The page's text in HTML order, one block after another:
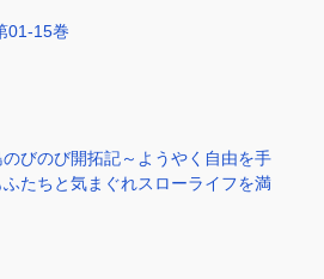
01-15巻
びのび開拓記～ようやく自由を手
たちと気まぐれスローライフを満